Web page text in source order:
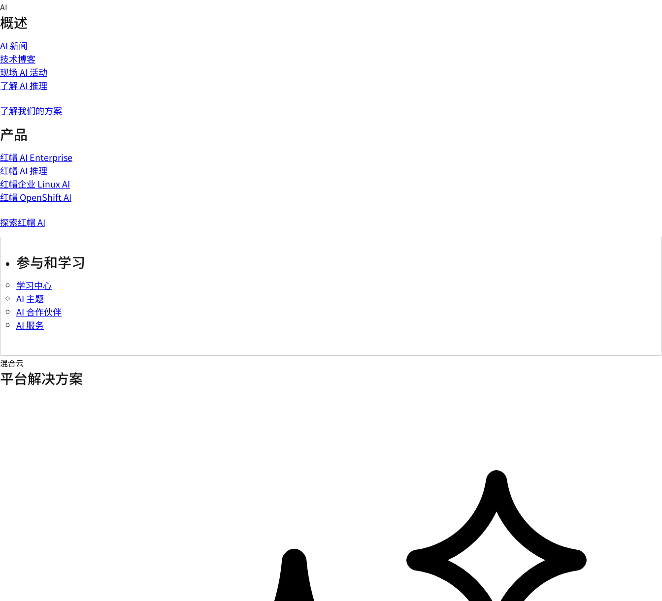
Skip
to
content
AI
概述
AI 新闻
技术博客
现场 AI 活动
了解 AI 推理
了解我们的方案
产品
红帽 AI Enterprise
红帽 AI 推理
红帽企业 Linux AI
红帽 OpenShift AI
探索红帽 AI
参与和学习
学习中心
AI 主题
AI 合作伙伴
AI 服务
混合云
平台解决方案